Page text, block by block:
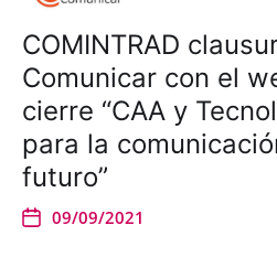
COMINTRAD
Comunicar con el
cierre “CAA y
para la
futuro”
09/09/2021